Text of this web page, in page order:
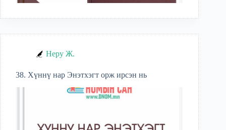
Неру Ж.
38. Хүннү нар Энэтхэгт орж ирсэн нь